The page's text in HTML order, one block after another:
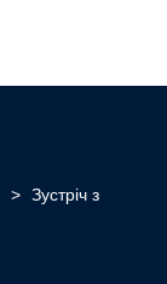
> Зустріч з